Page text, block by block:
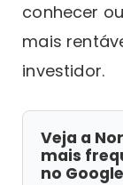
conhecer
mais
investidor.
Veja a
mais
no Google